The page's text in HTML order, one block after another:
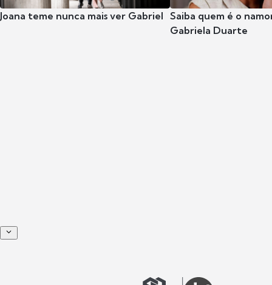
Joana teme nunca mais ver Gabriel Saiba quem é o
Gabriela Duarte